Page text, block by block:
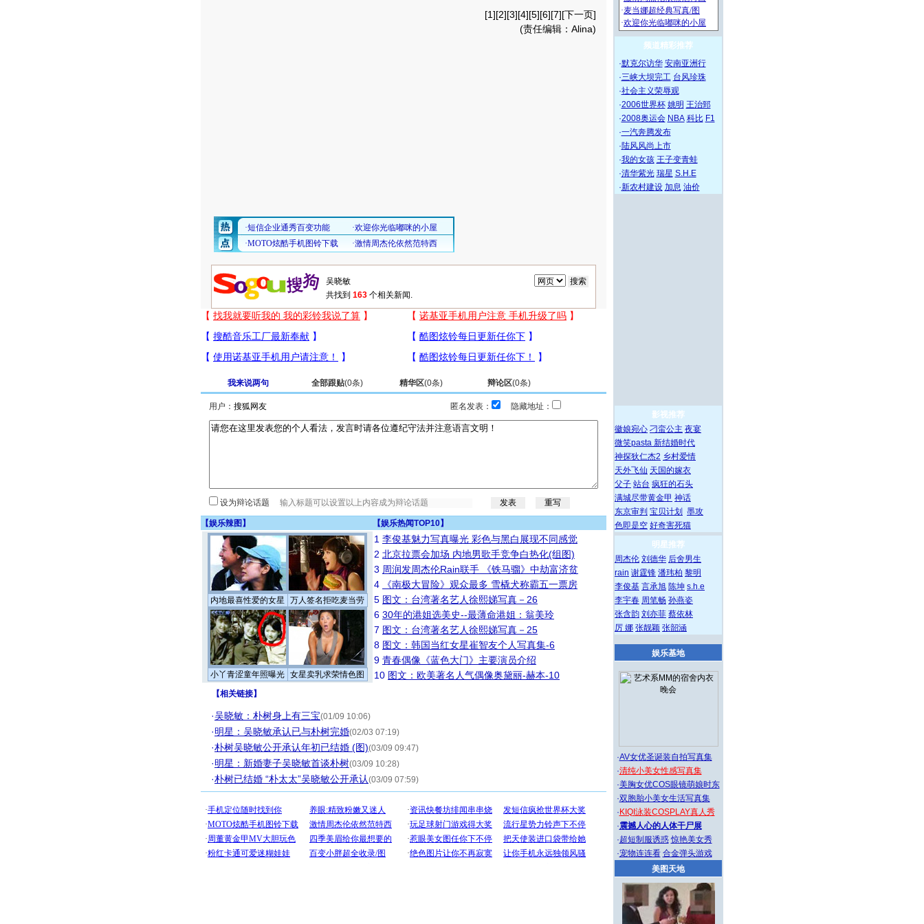
[1][2][3][4][5][6][7][下一页]
(责任编辑：Alina)
共找到 163 个相关新闻.
我来说两句 全部跟贴(0条) 精华区(0条) 辩论区(0条)
用户： 匿名发表： 隐藏地址：
设为辩论话题
【娱乐辣图 】 【娱乐热闻TOP10】
内地最喜性爱的女星 万人签名拒吃麦当劳
小丫青涩童年照曝光 女星卖乳求荣情色图
1 李俊基魅力写真曝光 彩色与黑白展现不同感觉
2 北京拉票会加场 内地男歌手竞争白热化(组图)
3 周润发周杰伦Rain联手 《铁马骝》中劫富济贫
4
《南极大冒险》观众最多 雪橇犬称霸五一票房
5 图文：台湾著名艺人徐熙娣写真－26
6 30年的港姐选美史--最薄命港姐：翁美玲
7 图文：台湾著名艺人徐熙娣写真－25
8 图文：韩国当红女星崔智友个人写真集-6
9 青春偶像《蓝色大门》主要演员介绍
10 图文：欧美著名人气偶像奥黛丽-赫本-10
【相关链接】
·吴晓敏：朴树身上有三宝(01/09 10:06)
·明星：吴晓敏承认已与朴树完婚(02/03 07:19)
·朴树吴晓敏公开承认年初已结婚 (图)(03/09 09:47)
·明星：新婚妻子吴晓敏首谈朴树(03/09 10:28)
·朴树已结婚 “朴太太”吴晓敏公开承认(03/09 07:59)
频道精彩推荐
·默克尔访华 安南亚洲行
·三峡大坝完工 台风珍珠
·社会主义荣辱观
·2006世界杯 姚明 王治郅
·2008奥运会 NBA 科比 F1
·一汽奔腾发布
·陆风风尚上市
·我的女孩 王子变青蛙
·清华紫光 瑞星 S.H.E
·新农村建设 加息 油价
影视推荐
徽娘宛心 刁蛮公主 夜宴
微笑pasta 新结婚时代
神探狄仁杰2 乡村爱情
天外飞仙 天国的嫁衣
父子 站台 疯狂的石头
满城尽带黄金甲 神话
东京审判 宝贝计划
墨攻
色即是空 好奇害死猫
明星推荐
周杰伦 刘德华 后舍男生
rain 谢霆锋 潘玮柏 黎明
李俊基 言承旭 陈坤 s.h.e
李宇春 周笔畅 孙燕姿
张含韵 刘亦菲 蔡依林
厉 娜 张靓颖 张韶涵
娱乐基地
·AV女优圣诞装自拍写真集
·清纯小美女性感写真集
·美胸女优COS眼镜萌娘时东
·双胞胎小美女生活写真集
· KIQI泳装COSPLAY真人秀
·震撼人心的人体干尸展
·超短制服诱惑 惊艳美女秀
·宠物连连看 合金弹头游戏
美图天地